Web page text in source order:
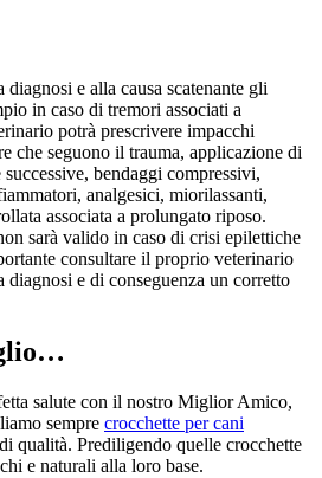
e alla causa scatenante gli
in caso di tremori associati a
potrà prescrivere impacchi
che seguono il trauma, applicazione di
bendaggi compressivi,
analgesici, miorilassanti,
associata a prolungato riposo.
sarà valido in caso di crisi epilettiche
consultare il proprio veterinario
diagnosi e di conseguenza un corretto
salute con il nostro Miglior Amico,
sempre crocchette per cani
qualità. Prediligendo quelle crocchette
e naturali alla loro base.